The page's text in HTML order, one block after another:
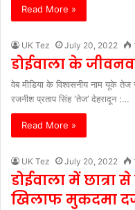
Read More »
UK Tez July 20, 2022
डोईवाला के
वेब मीडिया के विश्वसनीय नाम यूके
रजनीश प्रताप सिंह ‘तेज’ देहरादून :…
Read More »
UK Tez July 20, 2022
डोईवाला में छात्रा
खिलाफ मुकदमा